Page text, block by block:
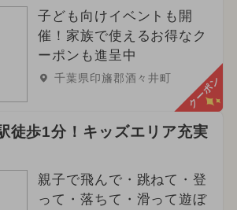
子ども向けイベントも開
催！家族で使えるお得なク
ーポンも進呈中
千葉県印旛郡酒々井町 クーポン
徒歩1分！キッズエリア充実
親子で飛んで・跳ねて・登
って・落ちて・滑って遊ぼ